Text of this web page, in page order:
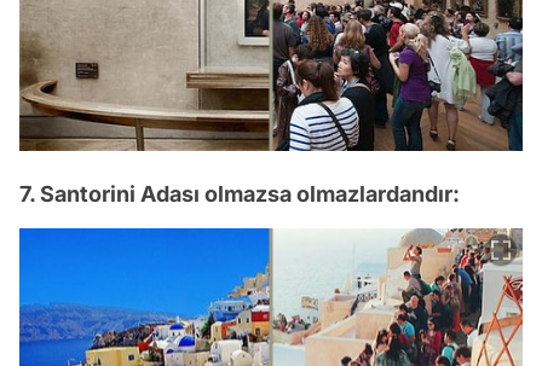
7. Santorini Adası olmazsa olmazlardandır: